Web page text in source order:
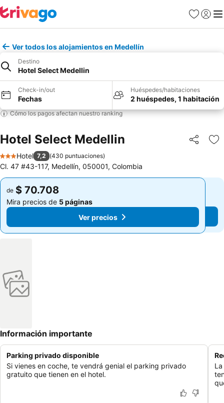
Favoritos
Iniciar
Ver todos los alojamientos en Medellín
Destino
Hotel Select Medellin
Check-in/out
Fechas
Huéspedes/habitaciones
2 huéspedes, 1 habitación
Cómo los pagos afectan nuestro ranking
Hotel Select Medellin Compartir
3 Estrellas
Hotel 7,2 (430 puntuaciones)
Cl. 47 #43-117, Medellín, 050001, Colombia
de $ 70.708
Mira precios de 5 páginas
Ver precios
de $ 70.708
Mira precios de 5 páginas
Ver precios
Información importante
Parking privado disponible
Si vienes en coche, te vendrá genial el parking privado
gratuito que tienen en el hotel.